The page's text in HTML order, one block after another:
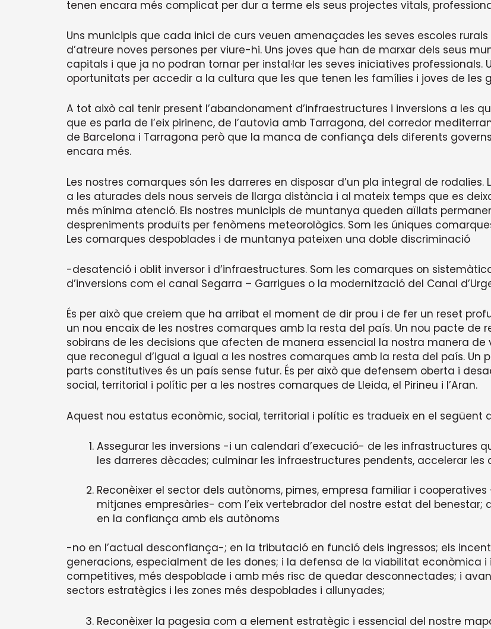
tenen encara més complicat per dur a terme els seus projectes vitals,
Uns municipis que cada inici de curs veuen amenaçades les seves escoles
d’atreure noves persones per viure-hi. Uns joves que han de marxar dels seus
capitals i que ja no podran tornar per instal·lar les seves iniciatives
oportunitats per accedir a la cultura que les que tenen les famílies i joves de les
A tot això cal tenir present l’abandonament d’infraestructures i inversions a les
que es parla de l’eix pirinenc, de l’autovia amb Tarragona, del corredor
de Barcelona i Tarragona però que la manca de confiança dels diferents
encara més.
Les nostres comarques són les darreres en disposar d’un pla integral de rodalies.
a les aturades dels nous serveis de llarga distància i al mateix temps que es
més mínima atenció. Els nostres municipis de muntanya queden aïllats
despreniments produïts per fenòmens meteorològics. Som les úniques
Les comarques despoblades i de muntanya pateixen una doble discriminació
-desatenció i oblit inversor i d’infraestructures. Som les comarques on
d’inversions com el canal Segarra – Garrigues o la modernització del Canal
És per això que creiem que ha arribat el moment de dir prou i de fer un reset
un nou encaix de les nostres comarques amb la resta del país. Un nou pacte de
sobirans de les decisions que afecten de manera essencial la nostra manera
que reconegui d’igual a igual a les nostres comarques amb la resta del país. Un
parts constitutives és un país sense futur. És per això que defensem oberta i
social, territorial i polític per a les nostres comarques de Lleida, el Pirineu i l’Aran.
Aquest nou estatus econòmic, social, territorial i polític es tradueix en el següent
Assegurar les inversions -i un calendari d’execució- de les infrastructures
les darreres dècades; culminar les infraestructures pendents, accelerar les
Reconèixer el sector dels autònoms, pimes, empresa familiar i
mitjanes empresàries- com l’eix vertebrador del nostre estat del
en la confiança amb els autònoms
-no en l’actual desconfiança-; en la tributació en funció dels ingressos; els
generacions, especialment de les dones; i la defensa de la viabilitat econòmica
competitives, més despoblade i amb més risc de quedar desconnectades; i
sectors estratègics i les zones més despoblades i allunyades;
Reconèixer la pagesia com a element estratègic i essencial del nostre